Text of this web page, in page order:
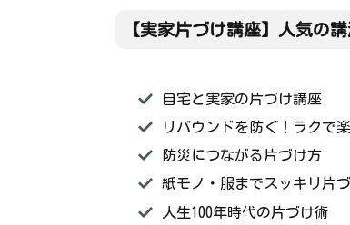
【実家片づけ講座】 人気の
自宅と実家の片づけ講座
リバウンドを防ぐ！ラクで
防災につながる片づけ方
紙モノ・服までスッキリ片
人生100年時代の片づけ術